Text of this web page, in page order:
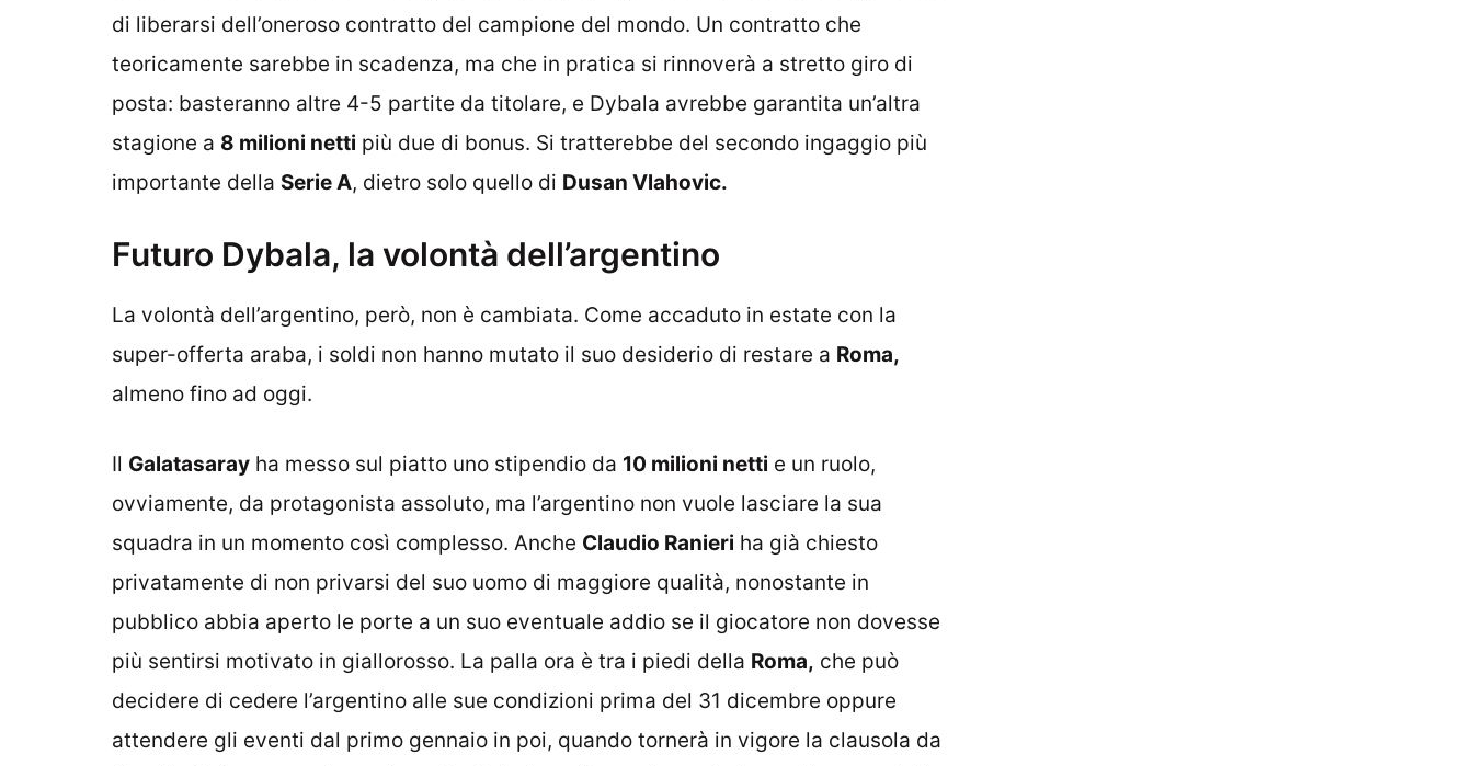
di liberarsi dell’oneroso contratto del campione del mondo. Un contratto che
teoricamente sarebbe in scadenza, ma che in pratica si rinnoverà a stretto giro di
posta: basteranno altre 4-5 partite da titolare, e Dybala avrebbe garantita un’altra
stagione a 8 milioni netti più due di bonus. Si tratterebbe del secondo ingaggio più
importante della Serie A, dietro solo quello di Dusan Vlahovic.
Futuro Dybala, la volontà dell’argentino
La volontà dell’argentino, però, non è cambiata. Come accaduto in estate con la
super-offerta araba, i soldi non hanno mutato il suo desiderio di restare a Roma,
almeno fino ad oggi.
Il Galatasaray ha messo sul piatto uno stipendio da 10 milioni netti e un ruolo,
ovviamente, da protagonista assoluto, ma l’argentino non vuole lasciare la sua
squadra in un momento così complesso. Anche Claudio Ranieri ha già chiesto
privatamente di non privarsi del suo uomo di maggiore qualità, nonostante in
pubblico abbia aperto le porte a un suo eventuale addio se il giocatore non dovesse
più sentirsi motivato in giallorosso. La palla ora è tra i piedi della Roma, che può
decidere di cedere l’argentino alle sue condizioni prima del 31 dicembre oppure
attendere gli eventi dal primo gennaio in poi, quando tornerà in vigore la clausola da